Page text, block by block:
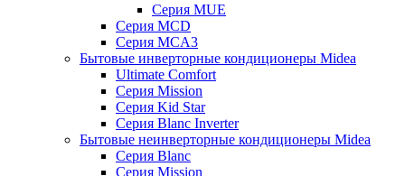
Серия MUE
Серия MCD
Серия MCA3
Бытовые инверторные кондиционеры Midea
Ultimate Comfort
Серия Mission
Серия Kid Star
Серия Blanc Inverter
Бытовые неинверторные кондиционеры Midea
Серия Blanc
Серия Mission